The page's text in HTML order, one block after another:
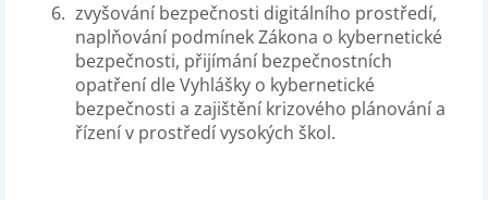
zvyšování bezpečnosti digitálního prostředí,
naplňování podmínek Zákona o kybernetické
bezpečnosti, přijímání bezpečnostních
opatření dle Vyhlášky o kybernetické
bezpečnosti a zajištění krizového plánování a
řízení v prostředí vysokých škol.